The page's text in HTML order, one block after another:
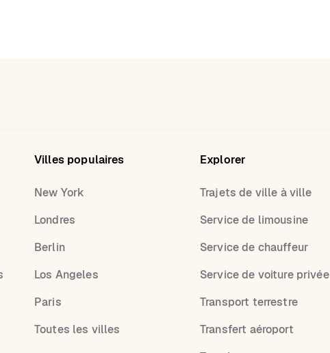
Villes populaires
New York
Londres
Berlin
Los Angeles
Paris
Toutes les villes
Explorer
Trajets de ville à ville
Service de limousine
Service de chauffeur
Service de voiture privée
Transport terrestre
Transfert aéroport